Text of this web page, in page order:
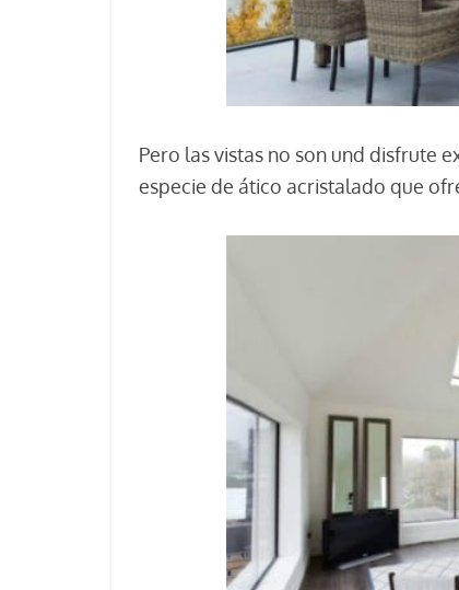
Pero las vistas no son und disfrute
especie de ático acristalado que